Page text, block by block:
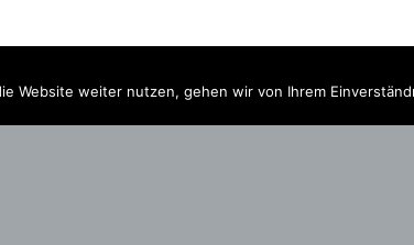
Website weiter nutzen, gehen wir von Ihrem